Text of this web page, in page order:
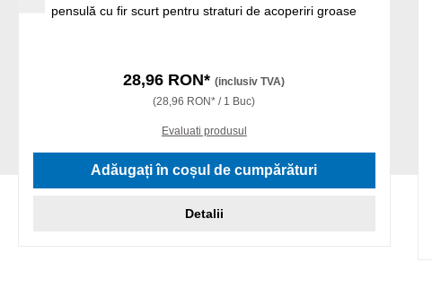
pensulă cu fir scurt pentru straturi de acoperiri groase
28,96 RON*(inclusiv TVA)
(28,96 RON* / 1 Buc)
Evaluati produsul
Adăugați în coșul de cumpărături
Detalii